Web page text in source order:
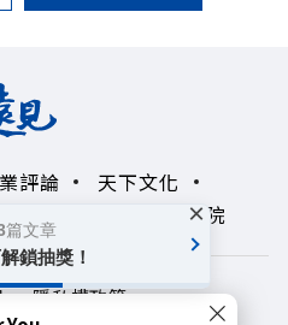
評論
天下文化
50+ 領導影響力學院
隱私權政策
篇文章
鎖抽獎！
×